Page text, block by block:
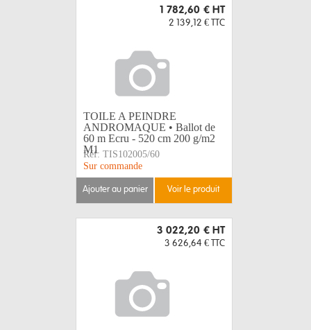
1 782,60 € HT
2 139,12 € TTC
TOILE A PEINDRE
ANDROMAQUE • Ballot de
60 m Ecru - 520 cm 200 g/m2
M1
Réf: TIS102005/60
Sur commande
ajouter au panier voir le produit
3 022,20 € HT
3 626,64 € TTC